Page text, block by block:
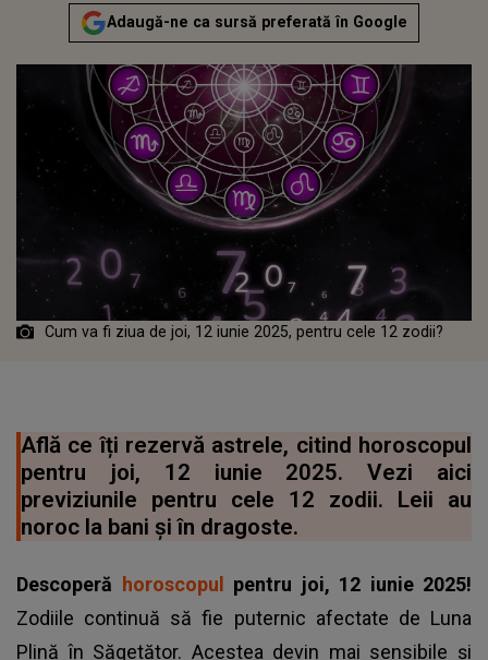
Adaugă-ne ca sursă preferată în Google
Cum va fi ziua de joi, 12 iunie 2025, pentru cele 12 zodii?
Află ce îți rezervă astrele, citind horoscopul
pentru joi, 12 iunie 2025. Vezi aici
previziunile pentru cele 12 zodii. Leii au
noroc la bani și în dragoste.
Descoperă horoscopul pentru joi, 12 iunie 2025!
Zodiile continuă să fie puternic afectate de Luna
Plină în Săgetător. Acestea devin mai sensibile și